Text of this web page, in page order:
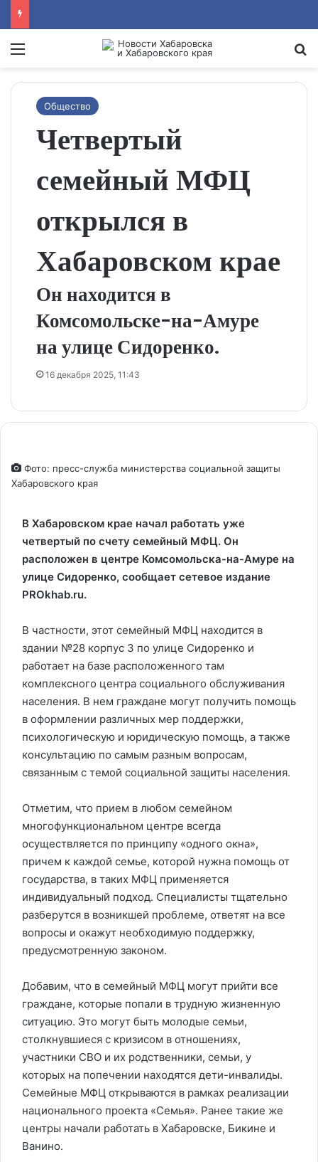
Menu
Общество
Четвертый
семейный МФЦ
открылся в
Хабаровском крае
Он находится в
Комсомольске-на-Амуре
на улице Сидоренко.
16 декабря 2025, 11:43
Фото: пресс-служба министерства социальной защиты
Хабаровского края
В Хабаровском крае начал работать уже
четвертый по счету семейный МФЦ. Он
расположен в центре Комсомольска-на-Амуре на
улице Сидоренко, сообщает сетевое издание
PROkhab.ru.
В частности, этот семейный МФЦ находится в
здании №28 корпус 3 по улице Сидоренко и
работает на базе расположенного там
комплексного центра социального обслуживания
населения. В нем граждане могут получить помощь
в оформлении различных мер поддержки,
психологическую и юридическую помощь, а также
консультацию по самым разным вопросам,
связанным с темой социальной защиты населения.
Отметим, что прием в любом семейном
многофункциональном центре всегда
осуществляется по принципу «одного окна»,
причем к каждой семье, которой нужна помощь от
государства, в таких МФЦ применяется
индивидуальный подход. Специалисты тщательно
разберутся в возникшей проблеме, ответят на все
вопросы и окажут необходимую поддержку,
предусмотренную законом.
Добавим, что в семейный МФЦ могут прийти все
граждане, которые попали в трудную жизненную
ситуацию. Это могут быть молодые семьи,
столкнувшиеся с кризисом в отношениях,
участники СВО и их родственники, семьи, у
которых на попечении находятся дети-инвалиды.
Семейные МФЦ открываются в рамках реализации
национального проекта «Семья». Ранее такие же
центры начали работать в Хабаровске, Бикине и
Ванино.